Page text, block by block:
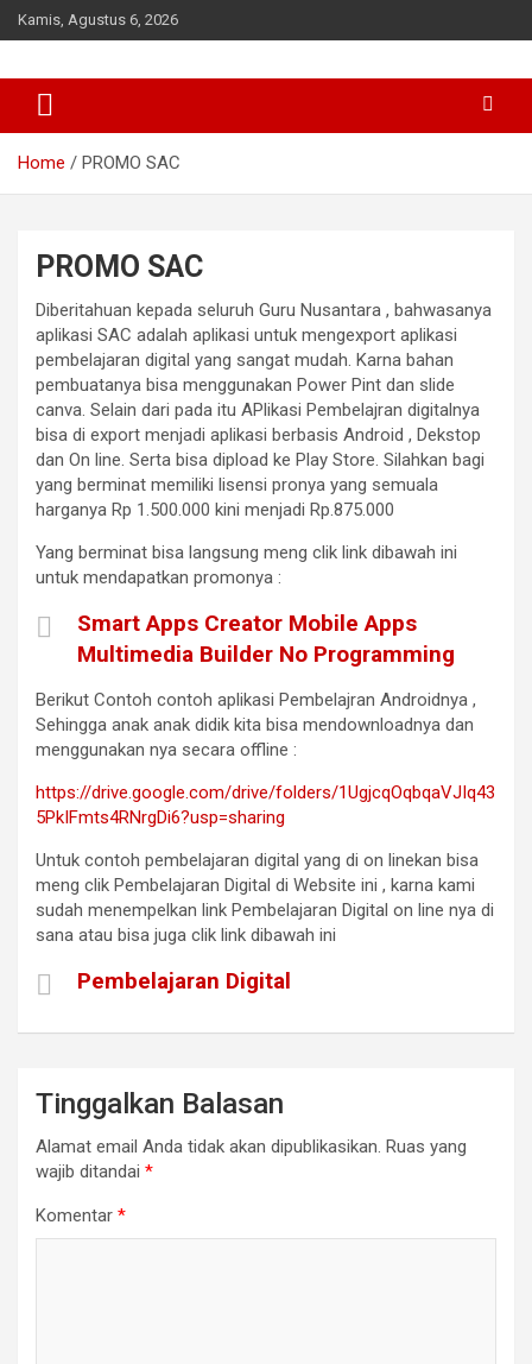
Skip
to
Kamis, Agustus 6, 2026
MAS DDI LAMPU SATU
Home PROMO SAC
PROMO SAC
Diberitahuan kepada seluruh Guru Nusantara , bahwasanya
aplikasi SAC adalah aplikasi untuk mengexport aplikasi
pembelajaran digital yang sangat mudah. Karna bahan
pembuatanya bisa menggunakan Power Pint dan slide
canva. Selain dari pada itu APlikasi Pembelajran digitalnya
bisa di export menjadi aplikasi berbasis Android , Dekstop
dan On line. Serta bisa dipload ke Play Store. Silahkan bagi
yang berminat memiliki lisensi pronya yang semuala
harganya Rp 1.500.000 kini menjadi Rp.875.000
Yang berminat bisa langsung meng clik link dibawah ini
untuk mendapatkan promonya :
Smart Apps Creator Mobile Apps
Multimedia Builder No Programming
Berikut Contoh contoh aplikasi Pembelajran Androidnya ,
Sehingga anak anak didik kita bisa mendownloadnya dan
menggunakan nya secara offline :
https://drive.google.com/drive/folders/1UgjcqOqbqaVJIq43
5PkIFmts4RNrgDi6?usp=sharing
Untuk contoh pembelajaran digital yang di on linekan bisa
meng clik Pembelajaran Digital di Website ini , karna kami
sudah menempelkan link Pembelajaran Digital on line nya di
sana atau bisa juga clik link dibawah ini
Pembelajaran Digital
Tinggalkan Balasan
Alamat email Anda tidak akan dipublikasikan. Ruas yang
wajib ditandai *
Komentar *